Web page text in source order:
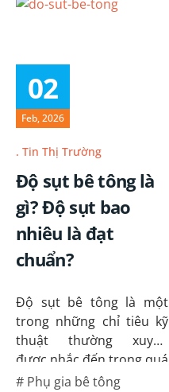
02
Feb, 2026
Tin Thị Trường
Độ sụt bê tông là
gì? Độ sụt bao
nhiêu là đạt
chuẩn?
Độ sụt bê tông là một
trong những chỉ tiêu kỹ
thuật thường xuyên
được nhắc đến trong quá
trình trộn, vận chuyển và
Phụ gia bê tông